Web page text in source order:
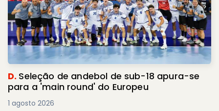
D. Seleção de andebol de sub-18 apura-se
para a 'main round' do Europeu
1 agosto 2026